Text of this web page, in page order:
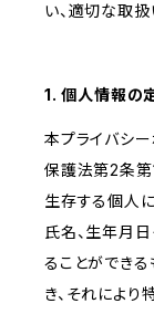
い、適切な取
1. 個人情報の
本プライバシ
保護法第2条第
生存する個人
氏名、生年月
ることができ
き、それによ